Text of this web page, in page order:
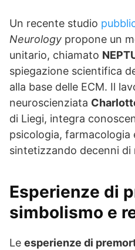
Un recente studio
Neurology propone un
unitario, chiamato
spiegazione scientifica
alla base delle ECM. Il
neuroscienziata
di Liegi, integra
psicologia, farmacologia
sintetizzando decenni di
Esperienze di
simbolismo e
Le esperienze di